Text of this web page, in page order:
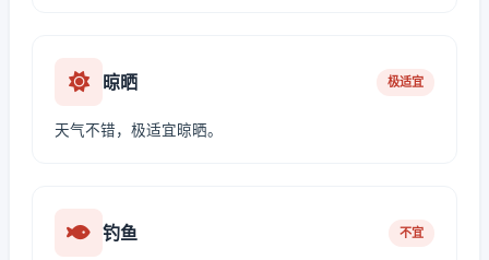
晾晒 极适宜
天气不错，极适宜晾晒。
钓鱼 不宜